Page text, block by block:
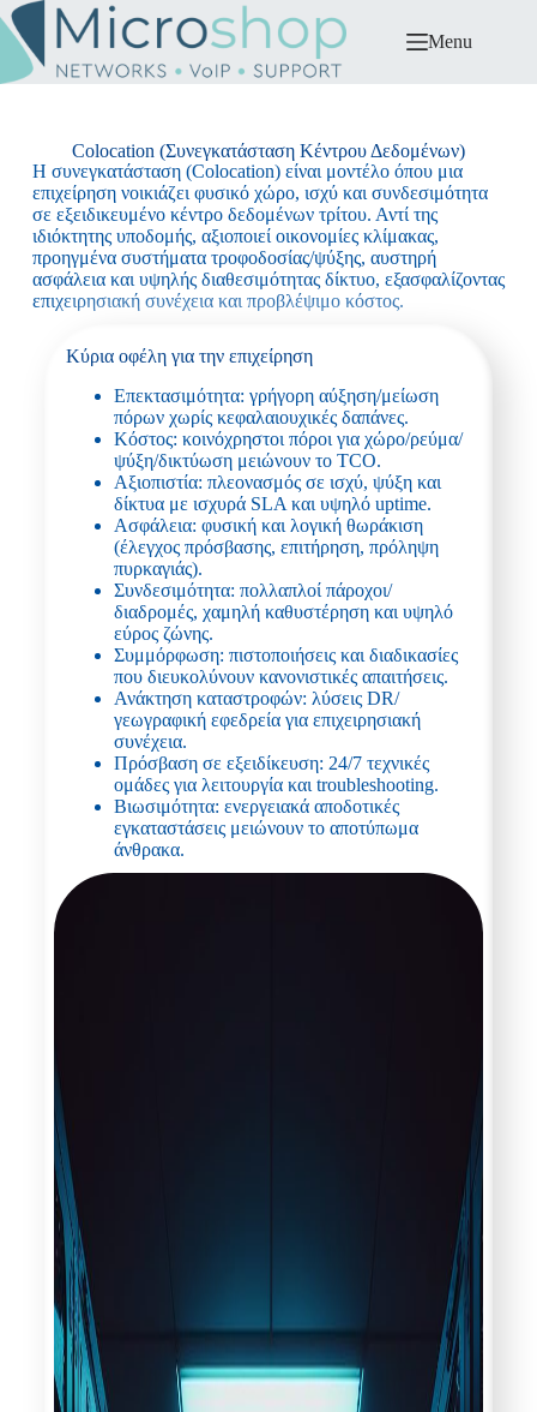
Menu
Colocation (Συνεγκατάσταση Κέντρου Δεδομένων)
Η συνεγκατάσταση (Colocation) είναι μοντέλο όπου μια
επιχείρηση νοικιάζει φυσικό χώρο, ισχύ και συνδεσιμότητα
σε εξειδικευμένο κέντρο δεδομένων τρίτου. Αντί της
ιδιόκτητης υποδομής, αξιοποιεί οικονομίες κλίμακας,
προηγμένα συστήματα τροφοδοσίας/ψύξης, αυστηρή
ασφάλεια και υψηλής διαθεσιμότητας δίκτυο, εξασφαλίζοντας
επιχειρησιακή συνέχεια και προβλέψιμο κόστος.
Κύρια οφέλη για την επιχείρηση
Επεκτασιμότητα: γρήγορη αύξηση/μείωση
πόρων χωρίς κεφαλαιουχικές δαπάνες.
Κόστος: κοινόχρηστοι πόροι για χώρο/ρεύμα/
ψύξη/δικτύωση μειώνουν το TCO.
Αξιοπιστία: πλεονασμός σε ισχύ, ψύξη και
δίκτυα με ισχυρά SLA και υψηλό uptime.
Ασφάλεια: φυσική και λογική θωράκιση
(έλεγχος πρόσβασης, επιτήρηση, πρόληψη
πυρκαγιάς).
Συνδεσιμότητα: πολλαπλοί πάροχοι/
διαδρομές, χαμηλή καθυστέρηση και υψηλό
εύρος ζώνης.
Συμμόρφωση: πιστοποιήσεις και διαδικασίες
που διευκολύνουν κανονιστικές απαιτήσεις.
Ανάκτηση καταστροφών: λύσεις DR/
γεωγραφική εφεδρεία για επιχειρησιακή
συνέχεια.
Πρόσβαση σε εξειδίκευση: 24/7 τεχνικές
ομάδες για λειτουργία και troubleshooting.
Βιωσιμότητα: ενεργειακά αποδοτικές
εγκαταστάσεις μειώνουν το αποτύπωμα
άνθρακα.